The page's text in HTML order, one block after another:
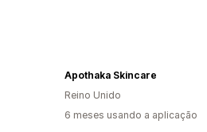
Apothaka Skincare
Reino Unido
6 meses usando a aplicação